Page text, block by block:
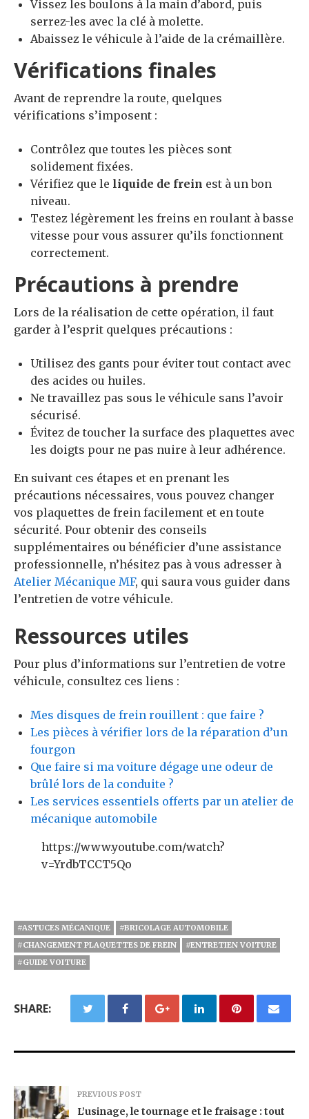
Vissez les boulons à la main d’abord, puis
serrez-les avec la clé à molette.
Abaissez le véhicule à l’aide de la crémaillère.
Vérifications finales
Avant de reprendre la route, quelques
vérifications s’imposent :
Contrôlez que toutes les pièces sont
solidement fixées.
Vérifiez que le liquide de frein est à un bon
niveau.
Testez légèrement les freins en roulant à basse
vitesse pour vous assurer qu’ils fonctionnent
correctement.
Précautions à prendre
Lors de la réalisation de cette opération, il faut
garder à l’esprit quelques précautions :
Utilisez des gants pour éviter tout contact avec
des acides ou huiles.
Ne travaillez pas sous le véhicule sans l’avoir
sécurisé.
Évitez de toucher la surface des plaquettes avec
les doigts pour ne pas nuire à leur adhérence.
En suivant ces étapes et en prenant les
précautions nécessaires, vous pouvez changer
vos plaquettes de frein facilement et en toute
sécurité. Pour obtenir des conseils
supplémentaires ou bénéficier d’une assistance
professionnelle, n’hésitez pas à vous adresser à
Atelier Mécanique MF, qui saura vous guider dans
l’entretien de votre véhicule.
Ressources utiles
Pour plus d’informations sur l’entretien de votre
véhicule, consultez ces liens :
Mes disques de frein rouillent : que faire ?
Les pièces à vérifier lors de la réparation d’un
fourgon
Que faire si ma voiture dégage une odeur de
brûlé lors de la conduite ?
Les services essentiels offerts par un atelier de
mécanique automobile
https://www.youtube.com/watch?
v=YrdbTCCT5Qo
#ASTUCES MÉCANIQUE
#BRICOLAGE AUTOMOBILE
#CHANGEMENT PLAQUETTES DE FREIN
#ENTRETIEN VOITURE
#GUIDE VOITURE
SHARE:
PREVIOUS POST
L’usinage, le tournage et le fraisage : tout